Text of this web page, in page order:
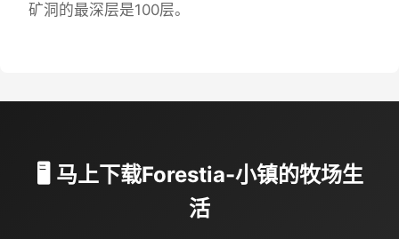
矿洞的最深层是100层。
🖥️ 马上下载Forestia-小镇的牧场生
活